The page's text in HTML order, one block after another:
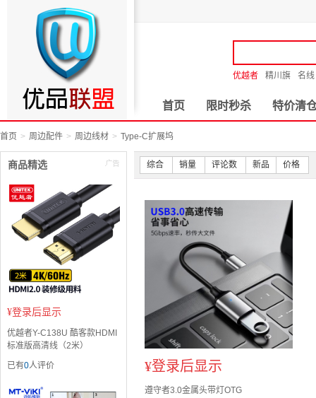
优越者 精川旗 名线
首页 限时秒杀 特价清
首页 周边配件 周边线材 Type-C扩展坞
商品精选
¥登录后显示
优越者Y-C138U 酷客款HDMI
标准版高清线（2米）
已有0人评价
综合 销量 评论数 新品 价格
¥登录后显示
遵守者3.0金属头带灯OTG